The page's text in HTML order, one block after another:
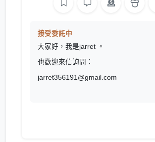
接受委託中
大家好，我是jarret 。
也歡迎來信詢問：
jarret356191@gmail.com